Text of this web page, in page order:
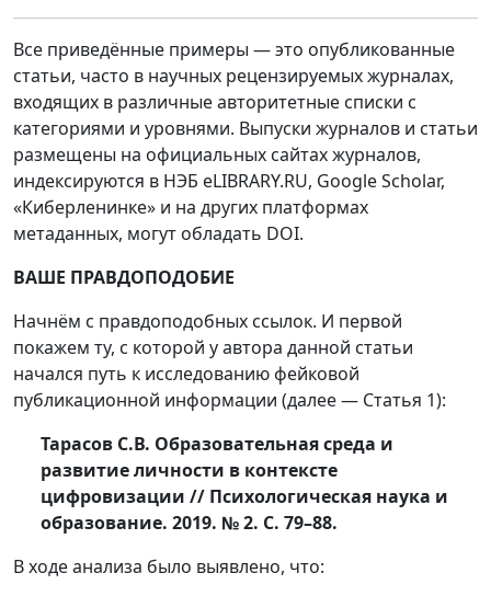
Все приведённые примеры — это опубликованные
статьи, часто в научных рецензируемых журналах,
входящих в различные авторитетные списки с
категориями и уровнями. Выпуски журналов и статьи
размещены на официальных сайтах журналов,
индексируются в НЭБ eLIBRARY.RU, Google Scholar,
«Киберленинке» и на других платформах
метаданных, могут обладать DOI.
ВАШЕ ПРАВДОПОДОБИЕ
Начнём с правдоподобных ссылок. И первой
покажем ту, с которой у автора данной статьи
начался путь к исследованию фейковой
публикационной информации (далее — Статья 1):
Тарасов С.В. Образовательная среда и
развитие личности в контексте
цифровизации // Психологическая наука и
образование. 2019. № 2. С. 79–88.
В ходе анализа было выявлено, что: